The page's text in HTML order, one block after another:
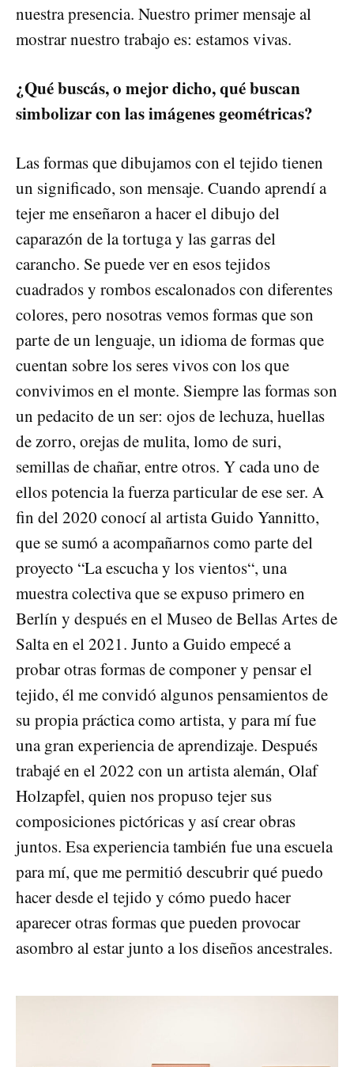
nuestra presencia. Nuestro primer mensaje al
mostrar nuestro trabajo es: estamos vivas.
¿Qué buscás, o mejor dicho, qué buscan
simbolizar con las imágenes geométricas?
Las formas que dibujamos con el tejido tienen
un significado, son mensaje. Cuando aprendí a
tejer me enseñaron a hacer el dibujo del
caparazón de la tortuga y las garras del
carancho. Se puede ver en esos tejidos
cuadrados y rombos escalonados con diferentes
colores, pero nosotras vemos formas que son
parte de un lenguaje, un idioma de formas que
cuentan sobre los seres vivos con los que
convivimos en el monte. Siempre las formas son
un pedacito de un ser: ojos de lechuza, huellas
de zorro, orejas de mulita, lomo de suri,
semillas de chañar, entre otros. Y cada uno de
ellos potencia la fuerza particular de ese ser. A
fin del 2020 conocí al artista Guido Yannitto,
que se sumó a acompañarnos como parte del
proyecto “La escucha y los vientos“, una
muestra colectiva que se expuso primero en
Berlín y después en el Museo de Bellas Artes de
Salta en el 2021. Junto a Guido empecé a
probar otras formas de componer y pensar el
tejido, él me convidó algunos pensamientos de
su propia práctica como artista, y para mí fue
una gran experiencia de aprendizaje. Después
trabajé en el 2022 con un artista alemán, Olaf
Holzapfel, quien nos propuso tejer sus
composiciones pictóricas y así crear obras
juntos. Esa experiencia también fue una escuela
para mí, que me permitió descubrir qué puedo
hacer desde el tejido y cómo puedo hacer
aparecer otras formas que pueden provocar
asombro al estar junto a los diseños ancestrales.